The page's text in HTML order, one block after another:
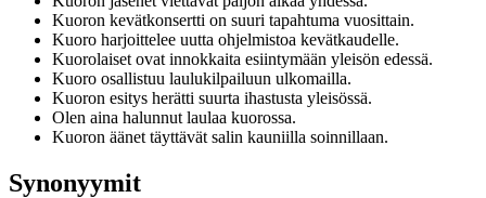
Kuoron kevätkonsertti on suuri tapahtuma vuosittain.
Kuoro harjoittelee uutta ohjelmistoa kevätkaudelle.
Kuorolaiset ovat innokkaita esiintymään yleisön edessä.
Kuoro osallistuu laulukilpailuun ulkomailla.
Kuoron esitys herätti suurta ihastusta yleisössä.
Olen aina halunnut laulaa kuorossa.
Kuoron äänet täyttävät salin kauniilla soinnillaan.
Synonyymit